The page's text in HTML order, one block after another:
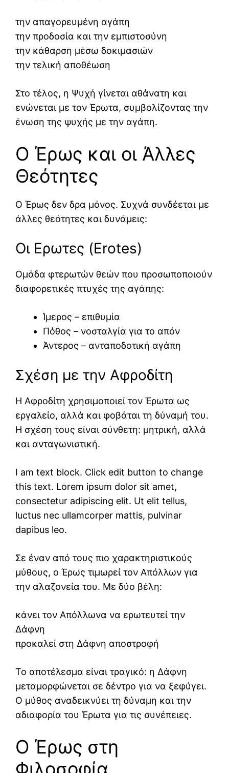
την απαγορευμένη αγάπη
την προδοσία και την εμπιστοσύνη
την κάθαρση μέσω δοκιμασιών
την τελική αποθέωση
Στο τέλος, η Ψυχή γίνεται αθάνατη και
ενώνεται με τον Έρωτα, συμβολίζοντας την
ένωση της ψυχής με την αγάπη.
Ο Έρως και οι Άλλες
Θεότητες
Ο Έρως δεν δρα μόνος. Συχνά συνδέεται με
άλλες θεότητες και δυνάμεις:
Οι Ερωτες (Erotes)
Ομάδα φτερωτών θεών που προσωποποιούν
διαφορετικές πτυχές της αγάπης:
Ίμερος – επιθυμία
Πόθος – νοσταλγία για το απόν
Άντερος – ανταποδοτική αγάπη
Σχέση με την Αφροδίτη
Η Αφροδίτη χρησιμοποιεί τον Έρωτα ως
εργαλείο, αλλά και φοβάται τη δύναμή του.
Η σχέση τους είναι σύνθετη: μητρική, αλλά
και ανταγωνιστική.
I am text block. Click edit button to change
this text. Lorem ipsum dolor sit amet,
consectetur adipiscing elit. Ut elit tellus,
luctus nec ullamcorper mattis, pulvinar
dapibus leo.
Σε έναν από τους πιο χαρακτηριστικούς
μύθους, ο Έρως τιμωρεί τον Απόλλων για
την αλαζονεία του. Με δύο βέλη:
κάνει τον Απόλλωνα να ερωτευτεί την
Δάφνη
προκαλεί στη Δάφνη αποστροφή
Το αποτέλεσμα είναι τραγικό: η Δάφνη
μεταμορφώνεται σε δέντρο για να ξεφύγει.
Ο μύθος αναδεικνύει τη δύναμη και την
αδιαφορία του Έρωτα για τις συνέπειες.
Ο Έρως στη